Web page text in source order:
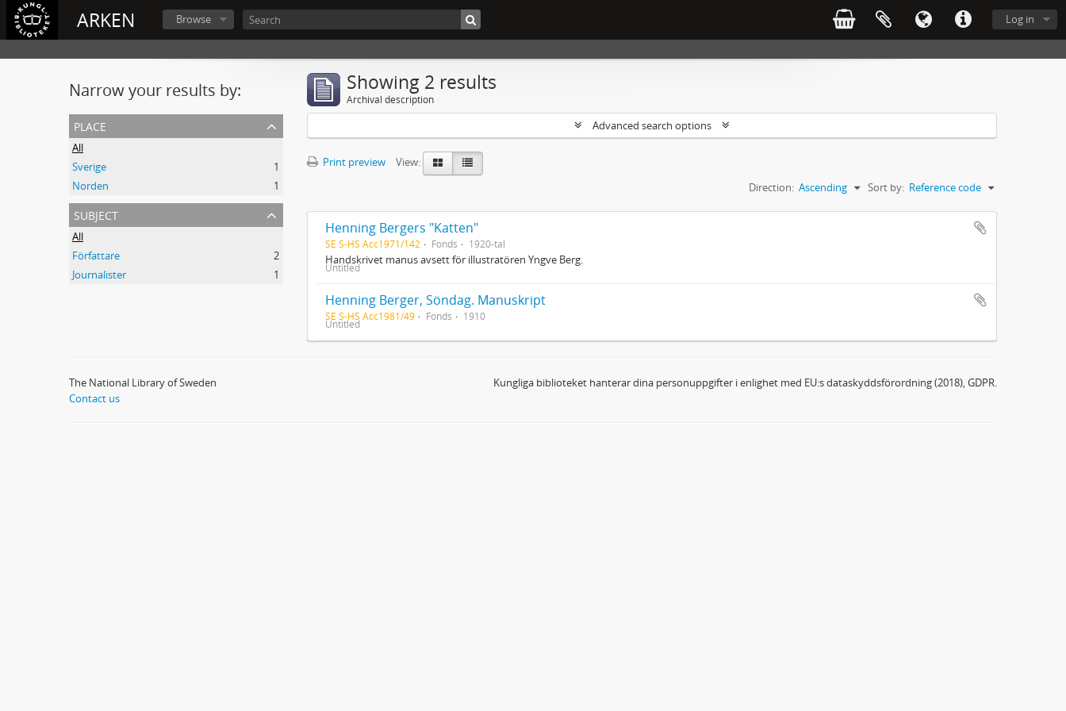
ARKEN Log in
Browse
Narrow your results by:
place
All
Sverige
1
Norden
1
subject
All
Författare
2
Journalister
1
Showing 2 results
Archival description
Advanced search options
Print preview
View:
Sort by: Reference code
Direction: Ascending
Henning Bergers "Katten"
SE S-HS Acc1971/142 Fonds 1920-tal
Handskrivet manus avsett för illustratören Yngve Berg.
Untitled
Henning Berger, Söndag. Manuskript
SE S-HS Acc1981/49 Fonds 1910
Untitled
The National Library of Sweden
Contact us
Kungliga biblioteket hanterar dina personuppgifter i enlighet med EU:s dataskyddsförordning (2018), GDPR.